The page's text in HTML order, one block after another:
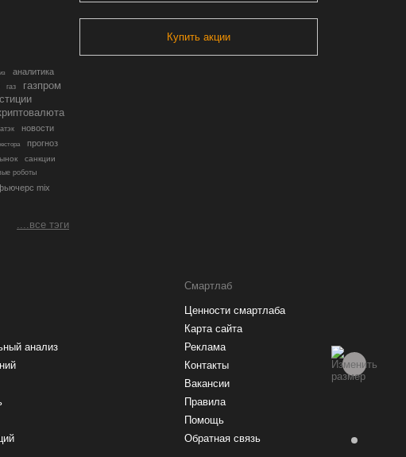
Купить акции
аналитика
газ газпром
новости
прогноз
санкции
роботы
mix
....все тэги
анализ
Смартлаб
Ценности смартлаба
Карта сайта
Реклама
Контакты
Вакансии
Правила
Помощь
Обратная связь